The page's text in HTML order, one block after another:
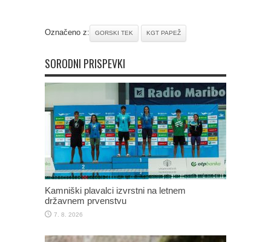
Označeno z: GORSKI TEK KGT PAPEŽ
SORODNI PRISPEVKI
Kamniški plavalci izvrstni na letnem
državnem prvenstvu
7. 8. 2026